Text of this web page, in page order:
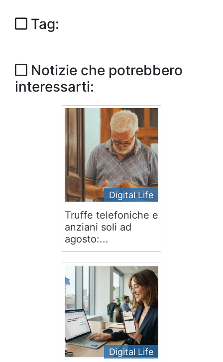
Tag:
Notizie che potrebbero
interessarti:
Digital Life
Truffe telefoniche e
anziani soli ad
agosto:...
Digital Life